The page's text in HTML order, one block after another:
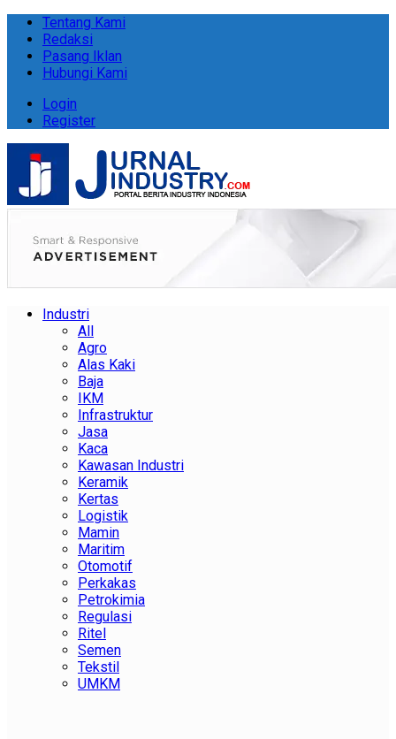
Tentang Kami
Redaksi
Pasang Iklan
Hubungi Kami
Login
Register
Industri
All
Agro
Alas Kaki
Baja
IKM
Infrastruktur
Jasa
Kaca
Kawasan Industri
Keramik
Kertas
Logistik
Mamin
Maritim
Otomotif
Perkakas
Petrokimia
Regulasi
Ritel
Semen
Tekstil
UMKM